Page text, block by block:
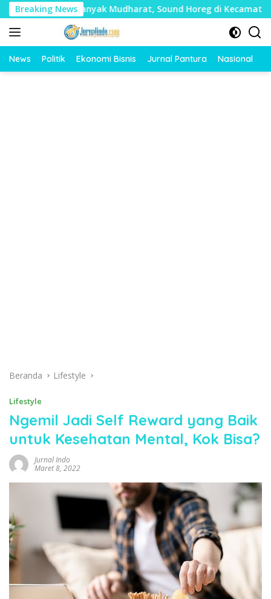
Langsung
ke
konten
Breaking News
Banyak Mudharat, Sound Horeg di Kecamatan Tayu
News Politik Ekonomi Bisnis Jurnal Pantura Nasional
Beranda Lifestyle
Lifestyle
Ngemil Jadi Self Reward yang Baik
untuk Kesehatan Mental, Kok Bisa?
Jurnal Indo
Maret 8, 2022